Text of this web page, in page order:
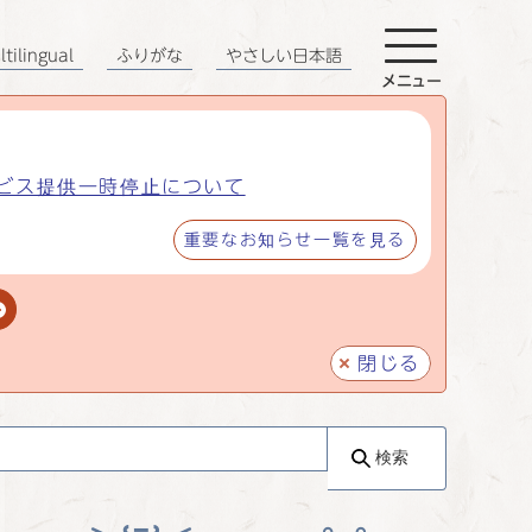
ス提供一時停止について
重要なお知らせ一覧を見る
閉じる
ふりがな やさしい日本語
メニュー
検索